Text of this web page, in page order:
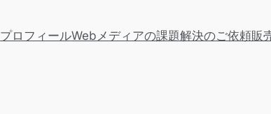
プロフィールWebメディアの課題解決のご依頼販